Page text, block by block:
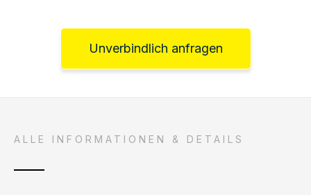
Unverbindlich anfragen
ALLE INFORMATIONEN & DETAILS